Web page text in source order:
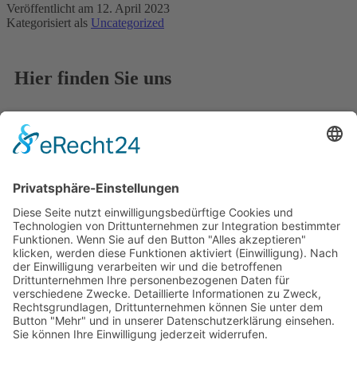
Veröffentlicht am 12. April 2023
Kategorisiert als Uncategorized
Hier finden Sie uns
Paradiesstr. 206
12526 Berlin
030 659 464 00
Vernetzen Sie sich mit uns